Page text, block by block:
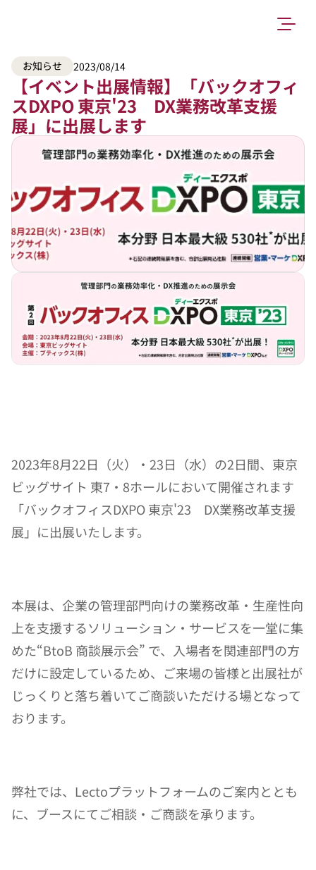
お知らせ 2023/08/14
【イベント出展情報】「バックオフィ
スDXPO 東京'23　DX業務改革支援
展」に出展します
2023年8月22日（火）・23日（水）の2日間、東京
ビッグサイト 東7・8ホールにおいて開催されます
「バックオフィスDXPO 東京'23　DX業務改革支援
展」に出展いたします。
本展は、企業の管理部門向けの業務改革・生産性向
上を支援するソリューション・サービスを一堂に集
めた“BtoB 商談展示会” で、入場者を関連部門の方
だけに設定しているため、ご来場の皆様と出展社が
じっくりと落ち着いてご商談いただける場となって
おります。
弊社では、Lectoプラットフォームのご案内ととも
に、ブースにてご相談・ご商談を承ります。